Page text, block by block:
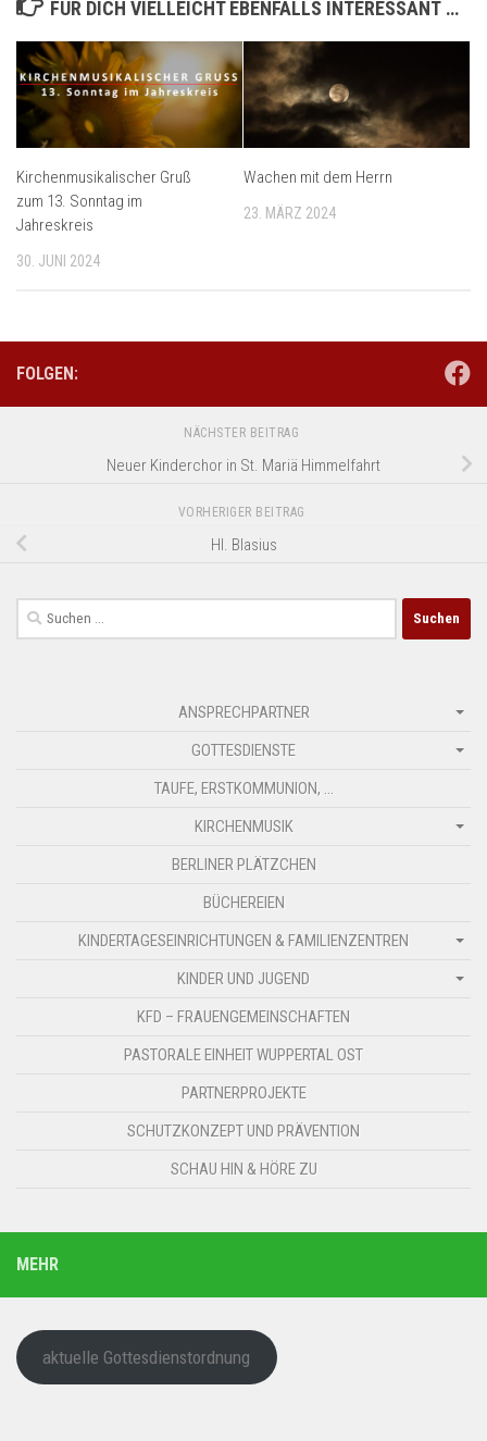
FÜR DICH VIELLEICHT EBENFALLS INTERESSANT …
Kirchenmusikalischer Gruß
zum 13. Sonntag im
Jahreskreis
30. JUNI 2024
Wachen mit dem Herrn
23. MÄRZ 2024
FOLGEN:
NÄCHSTER BEITRAG
Neuer Kinderchor in St. Mariä Himmelfahrt
VORHERIGER BEITRAG
Hl. Blasius
Suchen
nach:
ANSPRECHPARTNER
GOTTESDIENSTE
TAUFE, ERSTKOMMUNION, …
KIRCHENMUSIK
BERLINER PLÄTZCHEN
BÜCHEREIEN
KINDERTAGESEINRICHTUNGEN & FAMILIENZENTREN
KINDER UND JUGEND
KFD – FRAUENGEMEINSCHAFTEN
PASTORALE EINHEIT WUPPERTAL OST
PARTNERPROJEKTE
SCHUTZKONZEPT UND PRÄVENTION
SCHAU HIN & HÖRE ZU
MEHR
aktuelle Gottesdienstordnung